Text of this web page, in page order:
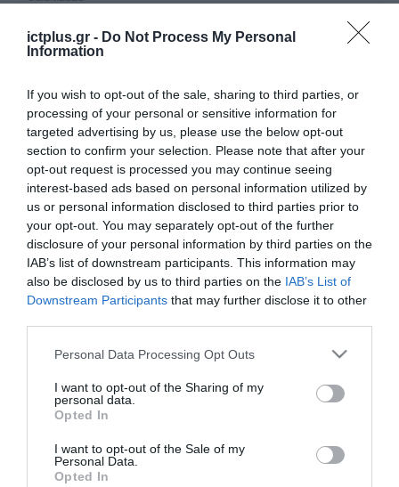
ictplus.gr - Do Not Process My Personal
Information
If you wish to opt-out of the sale, sharing to third parties, or
processing of your personal or sensitive information for
targeted advertising by us, please use the below opt-out
section to confirm your selection. Please note that after your
opt-out request is processed you may continue seeing
interest-based ads based on personal information utilized by
us or personal information disclosed to third parties prior to
your opt-out. You may separately opt-out of the further
disclosure of your personal information by third parties on the
IAB’s list of downstream participants. This information may
also be disclosed by us to third parties on the IAB’s List of
Downstream Participants that may further disclose it to other
Please note that this website/app uses one or more Google
not limited to your visit or usage behaviour. You may click to
grant or deny consent to Google and its third-party tags to
use your data for below specified purposes in below Google
consent section.
Personal Data Processing Opt Outs
I want to opt-out of the Sharing of my
personal data.
Opted In
I want to opt-out of the Sale of my
Personal Data.
Opted In
μεταξύ 21-23 Απριλίου 2026, στο εκθεσιακό
κέντρο Messe Expo Center του Βερολίνου. Η
Gnomon, στη DMEA Βerlin 2026, παρουσίασε
την τεχνολογική της λύση για την ψηφιακή
εμπιστεύονται ελληνικοί και ευρωπαϊκοί […]